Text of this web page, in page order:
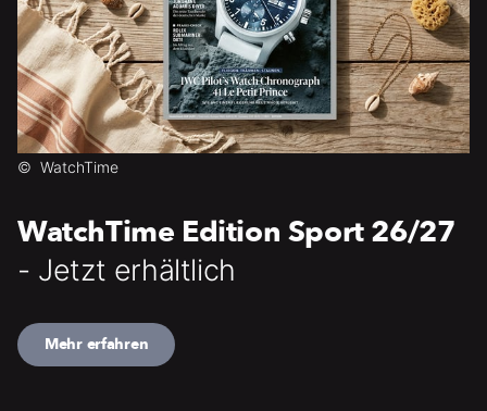
© WatchTime
WatchTime Edition Sport 26/27
- Jetzt erhältlich
Mehr erfahren